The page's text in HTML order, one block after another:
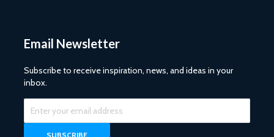
Email Newsletter
Subscribe to receive inspiration, news, and ideas in your
inbox.